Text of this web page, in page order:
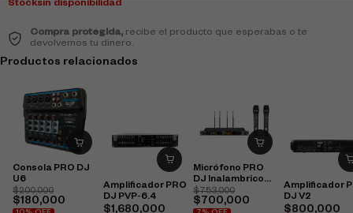
Stocksin disponibilidad
Compra protegida,recibe el producto que esperabas o te
devolvemos tu dinero.
Productos relacionados
Consola PRO DJ
U6
$200,000
$180,000
Amplificador PRO
DJ PVP-6.4
$1,680,000
Micrófono PRO
DJ Inalambrico
UHV-822M
$753,000
$ 700,000
Amplificador
DJ V2
$800,000